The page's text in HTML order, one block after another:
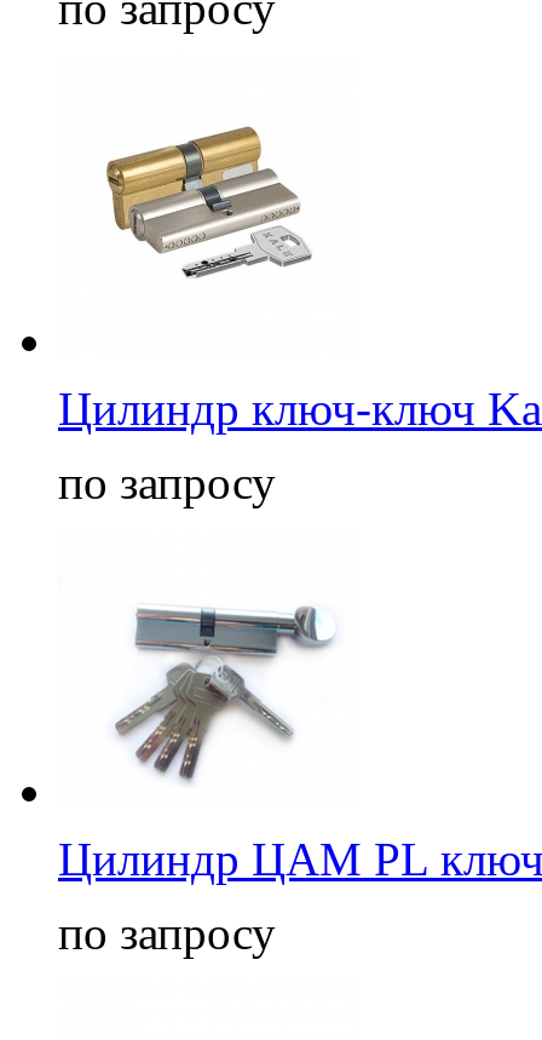
Цилиндр ключ-ключ
по запросу
Цилиндр ЦАМ PL
по запросу